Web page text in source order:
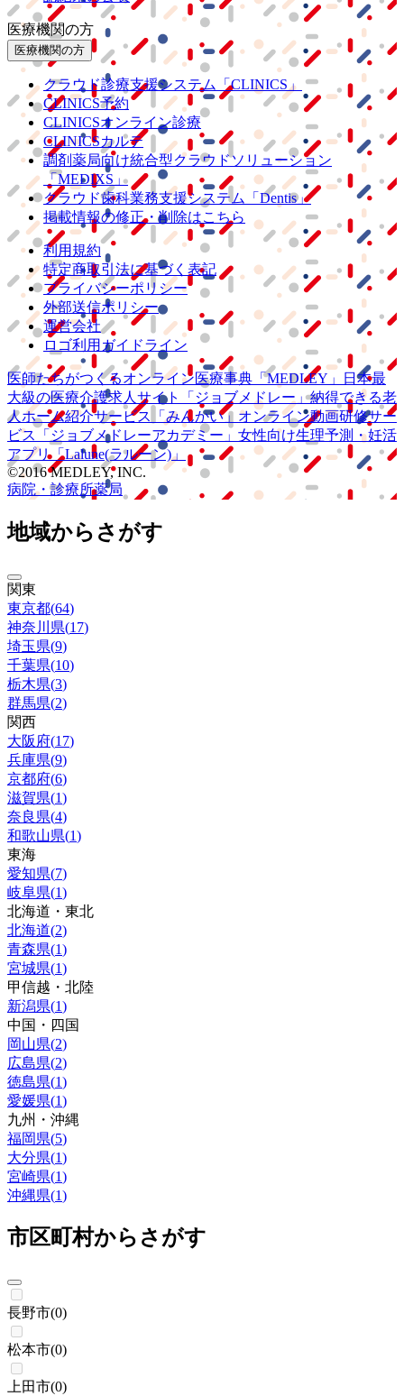
医療機関の方
医療機関の方
クラウド診療支援システム
「CLINICS」
CLINICS予約
CLINICSオンライン診療
CLINICSカルテ
調剤薬局向け統合型クラウドソリューション
「MEDIXS」
クラウド歯科業務支援システム
「Dentis」
掲載情報の修正・削除はこちら
利用規約
特定商取引法に基づく表記
プライバシーポリシー
外部送信ポリシー
運営会社
ロゴ利用ガイドライン
医師たちがつくるオンライン医療事典 「MEDLEY」
日本最
大級の医療介護求人サイト 「ジョブメドレー」納得できる老
人ホーム紹介サービス
「みんかい」 オンライン動画研修サー
ビス
「ジョブメドレーアカデミー」 女性向け生理予測・妊活
アプリ「Lalune(ラルーン)」
©2016 MEDLEY, INC.
病院・診療所薬局
地域からさがす
関東
東京都(64)
神奈川県(17)
埼玉県(9)
千葉県(10)
栃木県(3)
群馬県(2)
関西
大阪府(17)
兵庫県(9)
京都府(6)
滋賀県(1)
奈良県(4)
和歌山県(1)
東海
愛知県(7)
岐阜県(1)
北海道・東北
北海道(2)
青森県(1)
宮城県(1)
甲信越・北陸
新潟県(1)
中国・四国
岡山県(2)
広島県(2)
徳島県(1)
愛媛県(1)
九州・沖縄
福岡県(5)
大分県(1)
宮崎県(1)
沖縄県(1)
市区町村からさがす
長野市(0)
松本市(0)
上田市(0)